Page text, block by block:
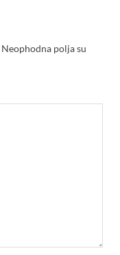
Neophodna polja su